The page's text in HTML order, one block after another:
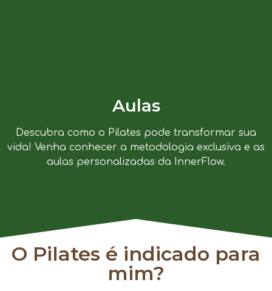
Aulas
Descubra como o Pilates pode transformar sua
vida! Venha conhecer a metodologia exclusiva e as
aulas personalizadas da InnerFlow.
O Pilates é indicado para
mim?